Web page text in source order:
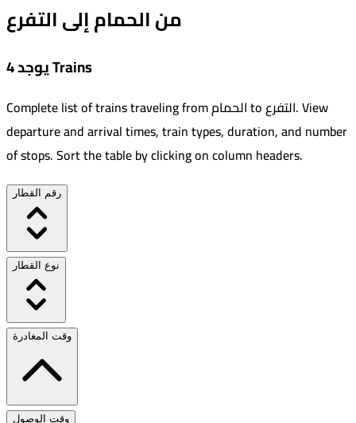
من الحمام إلى التفرع
يوجد 4 Trains
Complete list of trains traveling fromالحمامtoالتفرع.View
departure and arrival times, train types, duration, and number
of stops. Sort the table by clicking on column headers.
رقم القطار
نوع القطار
وقت المغادرة
وقت الوصول